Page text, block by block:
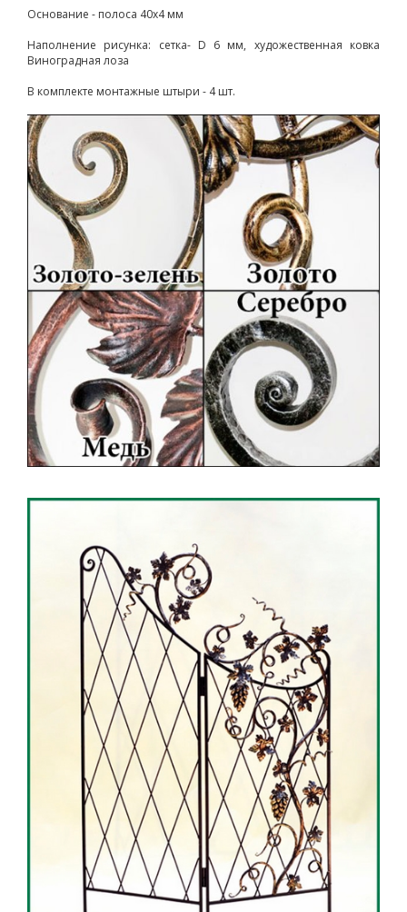
Основание - полоса 40х4 мм
Наполнение рисунка: сетка- D 6 мм, художественная ковка
Виноградная лоза
В комплекте монтажные штыри - 4 шт.